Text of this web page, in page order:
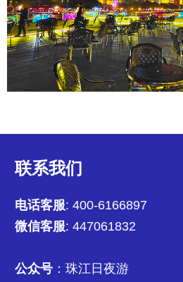
联系我们
电话客服: 400-6166897
微信客服: 447061832
公众号 ：珠江日夜游